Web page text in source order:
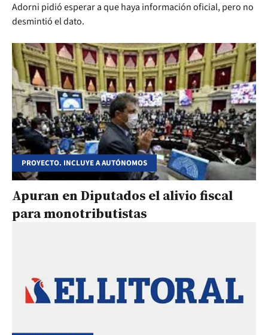
Adorni pidió esperar a que haya información oficial, pero no
desmintió el dato.
PROYECTO. INCLUYE A AUTÓNOMOS
Apuran en Diputados el alivio fiscal
para monotributistas